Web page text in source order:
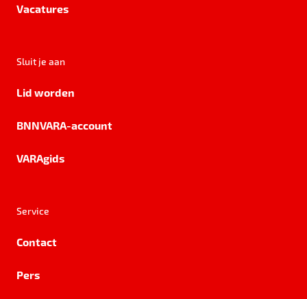
Vacatures
Sluit je aan
Lid worden
BNNVARA-account
VARAgids
Service
Contact
Pers